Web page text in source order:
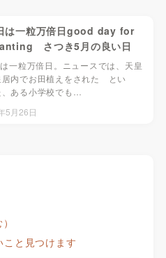
は一粒万倍日good day for
さつき5月の良い日
一粒万倍日。ニュースでは、天皇
居内でお田植えをされた とい
ある小学校でも…
5月26日
こと見つけます